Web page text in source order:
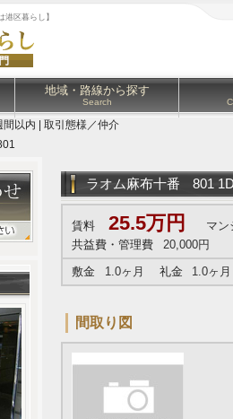
港区暮らし】
地域・路線から探す
Search
以内 | 取引態様／仲介
ラオム麻布十番 801
賃料 25.5万円
マン
共益費・管理費
20,000円
敷金
1.0ヶ月 礼金 1.0ヶ月
間取り図